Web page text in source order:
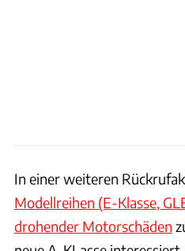
In einer weiteren
Modellreihen (E-Klasse,
drohender Motorschäden